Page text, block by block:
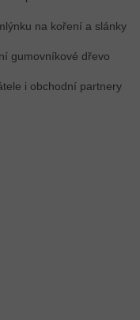
na koření a slánky
gumovníkové dřevo
i obchodní partnery